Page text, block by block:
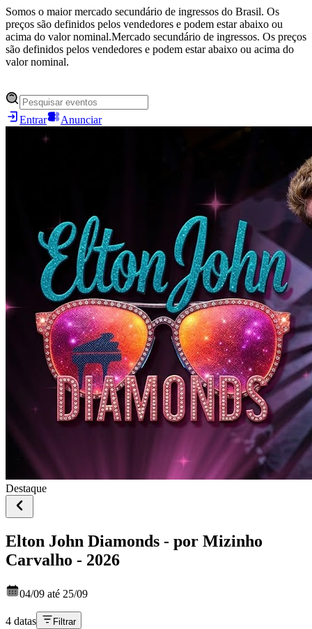
Somos o maior mercado secundário de ingressos do Brasil. Os
preços são definidos pelos vendedores e podem estar abaixo ou
acima do valor nominal.Mercado secundário de ingressos. Os preços
são definidos pelos vendedores e podem estar abaixo ou acima do
valor nominal.
Entrar Anunciar
Destaque
Elton John Diamonds - por Mizinho
Carvalho - 2026
04/09 até 25/09
4 datas Filtrar